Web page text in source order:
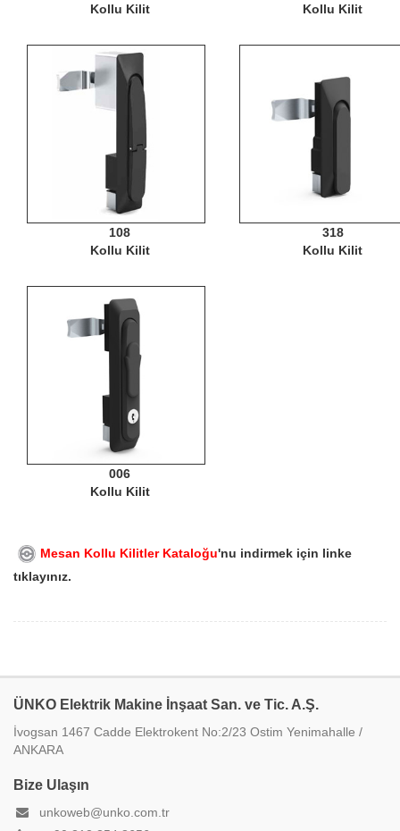
Kollu Kilit
Kollu Kilit
108
Kollu Kilit
318
Kollu Kilit
006
Kollu Kilit
Mesan Kollu Kilitler Kataloğu'nu indirmek için linke
tıklayınız.
ÜNKO Elektrik Makine İnşaat San. ve Tic. A.Ş.
İvogsan 1467 Cadde Elektrokent No:2/23 Ostim Yenimahalle /
ANKARA
Bize Ulaşın
unkoweb@unko.com.tr